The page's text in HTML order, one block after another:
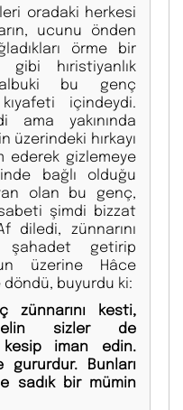
oradaki herkesi
ucunu önden
örme bir
hıristiyanlık
bu genç
içindeydi.
ama yakınında
üzerindeki hırkayı
ederek gizlemeye
bağlı olduğu
olan bu genç,
şimdi bizzat
diledi, zünnarını
getirip
üzerine Hâce
buyurdu ki:
kesti,
sizler de
kesip iman edin.
Bunları
sadık bir mümin